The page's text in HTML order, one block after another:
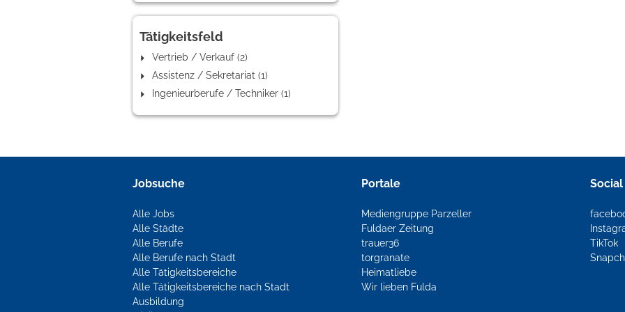
Tätigkeitsfeld
Vertrieb / Verkauf (2)
Assistenz / Sekretariat (1)
Ingenieurberufe / Techniker (1)
Jobsuche
Alle Jobs
Alle Städte
Alle Berufe
Alle Berufe nach Stadt
Alle Tätigkeitsbereiche
Alle Tätigkeitsbereiche nach Stadt
Ausbildung
Portale
Mediengruppe Parzeller
Fuldaer Zeitung
trauer36
torgranate
Heimatliebe
Wir lieben Fulda
TikTok